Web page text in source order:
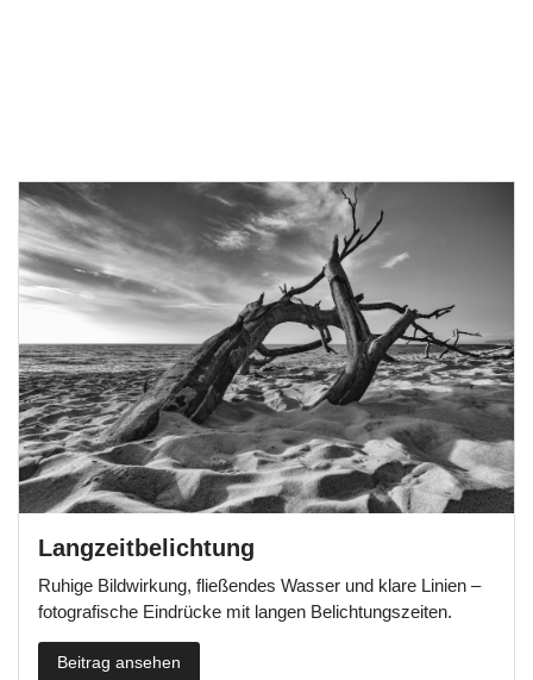
Langzeitbelichtung
Ruhige Bildwirkung, fließendes Wasser und klare Linien –
fotografische Eindrücke mit langen Belichtungszeiten.
Beitrag ansehen